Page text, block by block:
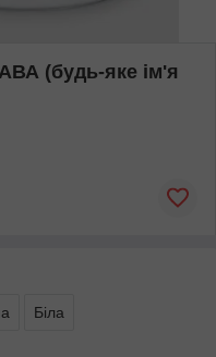
(будь-яке ім'я
Біла